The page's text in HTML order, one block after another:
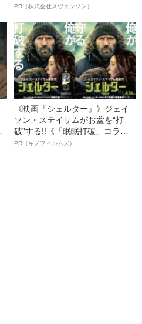
オイ”や“ベタつき”を解消す
ト”が生み出した徹底ケアとは
PR（株式会社スヴェンソン）
《映画『シェルター』》ジェイ
ソン・ステイサムがお盆を“打
破”する!!《「眠眠打破」コラ
ボ》
PR（キノフィルムズ）